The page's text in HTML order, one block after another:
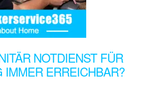
NOTDIENST FÜR
ERREICHBAR?